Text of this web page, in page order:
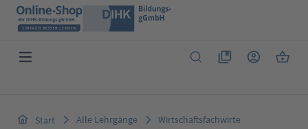
Zum Hauptinhalt springen
Du hast 0 Produkte
Start Alle Lehrgänge
Wirtschaftsfachwirte